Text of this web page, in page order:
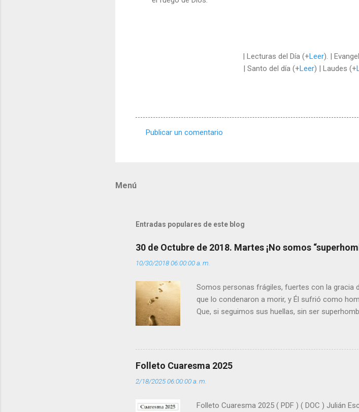
| Lecturas del Día (+Leer). |
| Santo del día (+Leer) | Laudes (+
a
Publicar un comentario
Menú
Entradas populares de este blog
30 de Octubre de 2018. Martes ¡No somos
10/30/2018 06:00:00 a. m.
Somos personas frágiles, fuertes con la gracia
que lo condenaron a morir, y Él sufrió como
Que, si seguimos sus huellas, sin ser
que los demás se sientan acompañados y
pero tú me das la savia para que al menos mis
”. - ¿Te sientes super hombre? - ¿Superas tu
(+ Leer ) |
Folleto Cuaresma 2025
2/18/2025 06:00:00 a. m.
Folleto Cuaresma 2025 ( PDF ) ( DOC ) Julián